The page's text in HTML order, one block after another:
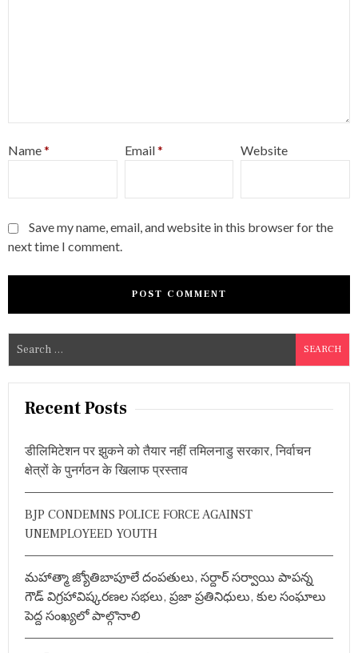
Name* Email* Website
Save my name, email, and website in this browser for the
next time I comment.
e
a
Recent Posts
डीलिमिटेशन पर झुकने को तैयार नहीं तमिलनाडु सरकार, निर्वाचन
क्षेत्रों के पुनर्गठन के खिलाफ प्रस्ताव
BJP CONDEMNS POLICE FORCE AGAINST
UNEMPLOYEED YOUTH
మహాత్మా జ్యోతిబాపూలే దంపతులు, సర్దార్ సర్వాయి పాపన్న
గౌడ్ విగ్రహావిష్కరణల సభలు, ప్రజా ప్రతినిధులు, కుల సంఘాలు
పెద్ద సంఖ్యలో పాల్గొనాలి